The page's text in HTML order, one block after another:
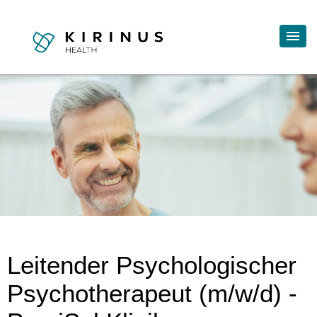
Leitender Psychologischer
Psychotherapeut (m/w/d) -